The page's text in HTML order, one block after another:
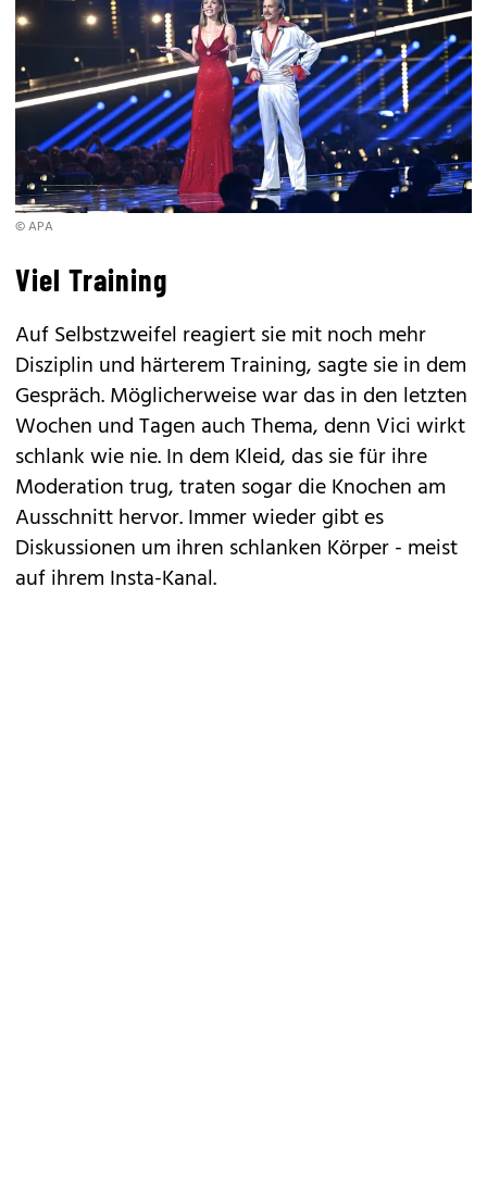
© APA
Viel Training
Auf Selbstzweifel reagiert sie mit noch mehr
Disziplin und härterem Training, sagte sie in dem
Gespräch. Möglicherweise war das in den letzten
Wochen und Tagen auch Thema, denn Vici wirkt
schlank wie nie. In dem Kleid, das sie für ihre
Moderation trug, traten sogar die Knochen am
Ausschnitt hervor. Immer wieder gibt es
Diskussionen um ihren schlanken Körper - meist
auf ihrem Insta-Kanal.